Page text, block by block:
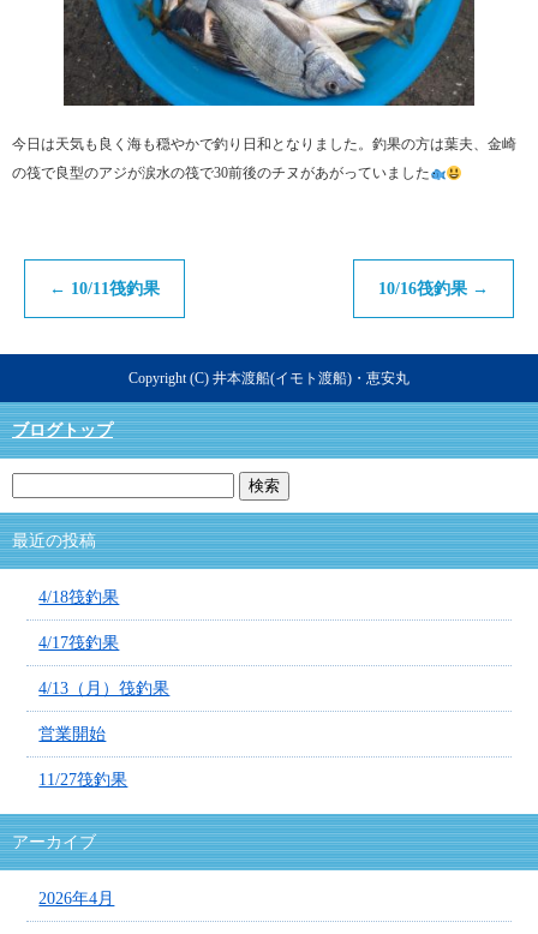
今日は天気も良く海も穏やかで釣り日和となりました。釣果の方は葉夫、金崎
の筏で良型のアジが涙水の筏で30前後のチヌがあがっていました
← 10/11筏釣果 10/16筏釣果 →
Copyright (C) 井本渡船(イモト渡船)・恵安丸
ブログトップ
最近の投稿
4/18筏釣果
4/17筏釣果
4/13（月）筏釣果
営業開始
11/27筏釣果
アーカイブ
2026年4月